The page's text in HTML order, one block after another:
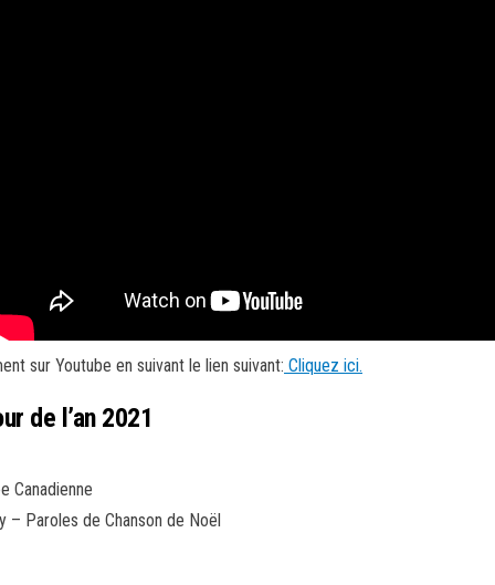
sur Youtube en suivant le lien suivant: Cliquez ici.
de l’an 2021
Canadienne
– Paroles de Chanson de Noël